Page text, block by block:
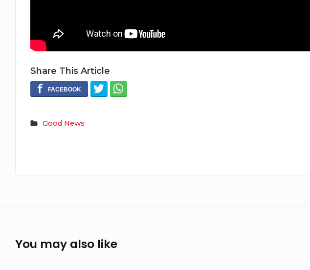
Share This Article
Good News
You may also like